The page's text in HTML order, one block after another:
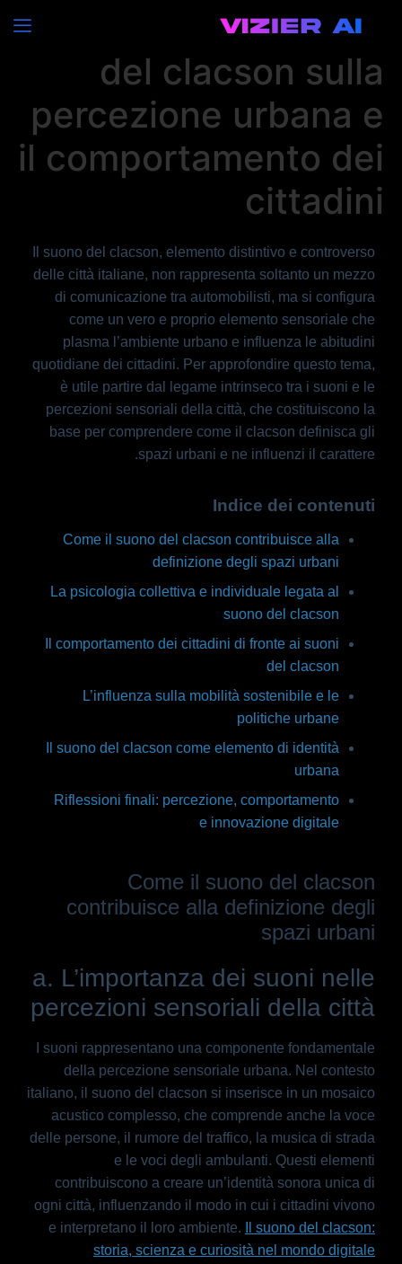
L’influenza del suono
del clacson sulla
percezione urbana e
il comportamento dei
cittadini
Il suono del clacson, elemento distintivo e controverso
delle città italiane, non rappresenta soltanto un mezzo
di comunicazione tra automobilisti, ma si configura
come un vero e proprio elemento sensoriale che
plasma l’ambiente urbano e influenza le abitudini
quotidiane dei cittadini. Per approfondire questo tema,
è utile partire dal legame intrinseco tra i suoni e le
percezioni sensoriali della città, che costituiscono la
base per comprendere come il clacson definisca gli
spazi urbani e ne influenzi il carattere.
Indice dei contenuti
Come il suono del clacson contribuisce alla
definizione degli spazi urbani
La psicologia collettiva e individuale legata al
suono del clacson
Il comportamento dei cittadini di fronte ai suoni
del clacson
L’influenza sulla mobilità sostenibile e le
politiche urbane
Il suono del clacson come elemento di identità
urbana
Riflessioni finali: percezione, comportamento
e innovazione digitale
Come il suono del clacson
contribuisce alla definizione degli
spazi urbani
a. L’importanza dei suoni nelle
percezioni sensoriali della città
I suoni rappresentano una componente fondamentale
della percezione sensoriale urbana. Nel contesto
italiano, il suono del clacson si inserisce in un mosaico
acustico complesso, che comprende anche la voce
delle persone, il rumore del traffico, la musica di strada
e le voci degli ambulanti. Questi elementi
contribuiscono a creare un’identità sonora unica di
ogni città, influenzando il modo in cui i cittadini vivono
e interpretano il loro ambiente.
Il suono del clacson:
storia, scienza e curiosità nel mondo digitale